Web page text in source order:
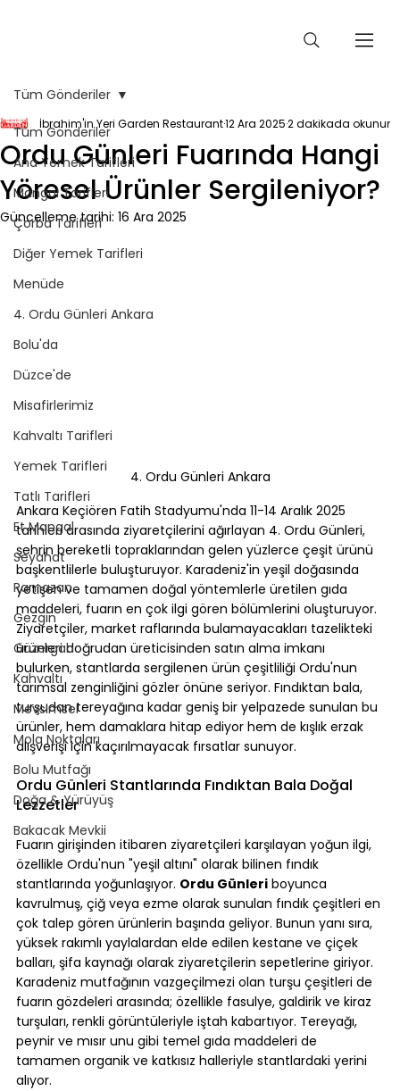
Tüm Gönderiler
Ana Yemek Tarifleri
Mangal Tarifleri
Çorba Tarifleri
Diğer Yemek Tarifleri
Menüde
4. Ordu Günleri Ankara
Bolu'da
Düzce'de
Misafirlerimiz
Kahvaltı Tarifleri
Yemek Tarifleri
Tatlı Tarifleri
Et Mangal
Seyahat
Ramazan
Gezgin
Güzergah
Kahvaltı
Mevsimsel
Mola Noktaları
Bolu Mutfağı
Doğa & Yürüyüş
Bakacak Mevkii
Tüm Gönderiler
Ordu Günleri Fuarında Hangi
Yöresel Ürünler Sergileniyor?
İbrahim'in Yeri Garden Restaurant12 Ara 20252 dakikada okunur
Güncelleme tarihi: 16 Ara 2025
4. Ordu Günleri Ankara
Ankara Keçiören Fatih Stadyumu'nda 11-14 Aralık 2025
tarihleri arasında ziyaretçilerini ağırlayan 4. Ordu Günleri,
şehrin bereketli topraklarından gelen yüzlerce çeşit ürünü
başkentlilerle buluşturuyor. Karadeniz'in yeşil doğasında
yetişen ve tamamen doğal yöntemlerle üretilen gıda
maddeleri, fuarın en çok ilgi gören bölümlerini oluşturuyor.
Ziyaretçiler, market raflarında bulamayacakları tazelikteki
ürünleri doğrudan üreticisinden satın alma imkanı
bulurken, stantlarda sergilenen ürün çeşitliliği Ordu'nun
tarımsal zenginliğini gözler önüne seriyor. Fındıktan bala,
turşudan tereyağına kadar geniş bir yelpazede sunulan bu
ürünler, hem damaklara hitap ediyor hem de kışlık erzak
alışverişi için kaçırılmayacak fırsatlar sunuyor.
Ordu Günleri Stantlarında Fındıktan Bala Doğal
Lezzetler
Fuarın girişinden itibaren ziyaretçileri karşılayan yoğun ilgi,
özellikle Ordu'nun "yeşil altını" olarak bilinen fındık
stantlarında yoğunlaşıyor. Ordu Günleri boyunca
kavrulmuş, çiğ veya ezme olarak sunulan fındık çeşitleri en
çok talep gören ürünlerin başında geliyor. Bunun yanı sıra,
yüksek rakımlı yaylalardan elde edilen kestane ve çiçek
balları, şifa kaynağı olarak ziyaretçilerin sepetlerine giriyor.
Karadeniz mutfağının vazgeçilmezi olan turşu çeşitleri de
fuarın gözdeleri arasında; özellikle fasulye, galdirik ve kiraz
turşuları, renkli görüntüleriyle iştah kabartıyor. Tereyağı,
peynir ve mısır unu gibi temel gıda maddeleri de
tamamen organik ve katkısız halleriyle stantlardaki yerini
alıyor.